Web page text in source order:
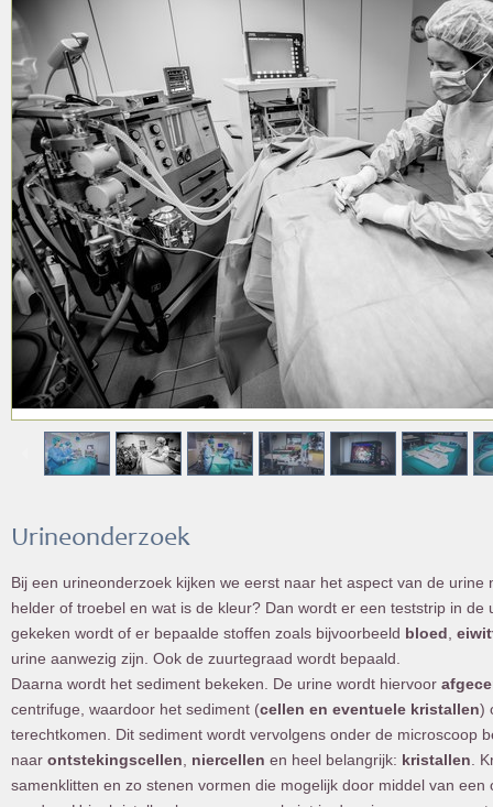
Urineonderzoek
Bij een urineonderzoek kijken we eerst naar het aspect van de urine
helder of troebel en wat is de kleur? Dan wordt er een teststrip in de
gekeken wordt of er bepaalde stoffen zoals bijvoorbeeld bloed
urine aanwezig zijn. Ook de zuurtegraad wordt bepaald.
Daarna wordt het sediment bekeken. De urine wordt hiervoor
centrifuge, waardoor het sediment (cellen en eventuele kristallen)
terechtkomen. Dit sediment wordt vervolgens onder de microscoop
naar ontstekingscellen niercellen en heel belangrijk: kristallen .
samenklitten en zo stenen vormen die mogelijk door middel van een